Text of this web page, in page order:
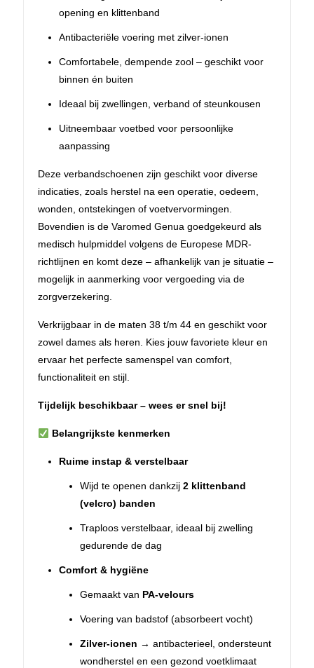
opening en klittenband
Antibacteriële voering met zilver-ionen
Comfortabele, dempende zool – geschikt voor
binnen én buiten
Ideaal bij zwellingen, verband of steunkousen
Uitneembaar voetbed voor persoonlijke
aanpassing
Deze verbandschoenen zijn geschikt voor diverse
indicaties, zoals herstel na een operatie, oedeem,
wonden, ontstekingen of voetvervormingen.
Bovendien is de Varomed Genua goedgekeurd als
medisch hulpmiddel volgens de Europese MDR-
richtlijnen en komt deze – afhankelijk van je situatie –
mogelijk in aanmerking voor vergoeding via de
zorgverzekering.
Verkrijgbaar in de maten 38 t/m 44 en geschikt voor
zowel dames als heren. Kies jouw favoriete kleur en
ervaar het perfecte samenspel van comfort,
functionaliteit en stijl.
Tijdelijk beschikbaar – wees er snel bij!
Belangrijkste kenmerken
Ruime instap & verstelbaar
Wijd te openen dankzij 2 klittenband
(velcro) banden
Traploos verstelbaar, ideaal bij zwelling
gedurende de dag
Comfort & hygiëne
Gemaakt van PA-velours
Voering van badstof (absorbeert vocht)
Zilver-ionen → antibacterieel, ondersteunt
wondherstel en een gezond voetklimaat